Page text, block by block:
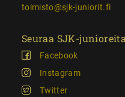
toimisto@sjk-juniorit.fi
Seuraa SJK-
Facebook
Instagram
Twitter